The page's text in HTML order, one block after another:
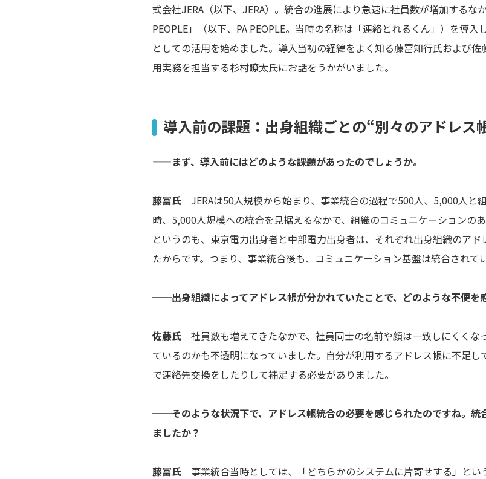
式会社JERA（以下、JERA）。​統合の進展により急速に社員数が増加するな
PEOPLE」（以下、PA PEOPLE。当時の名称は「連絡とれるくん」）を導
としての活用を始めました。導入当初の経緯をよく知る藤冨知行氏および
用実務を担当する杉村瞭太氏にお話をうかがいました。
導入前の課題：出身組織ごとの“別々のアドレス
——まず、導入前にはどのような課題があったのでしょうか。
藤冨氏 JERAは50人規模から始まり、事業統合の過程で500人、5,000人と
時、5,000人規模への統合を見据えるなかで、組織のコミュニケーションの
というのも、東京電力出身者と中部電力出身者は、それぞれ出身組織のア
たからです。つまり、事業統合後も、コミュニケーション基盤は統合されて
──出身組織によってアドレス帳が分かれていたことで、どのような不便を
佐藤氏 社員数も増えてきたなかで、社員同士の名前や顔は一致しにくくな
ているのかも不透明になっていました。自分が利用するアドレス帳に不足
で連絡先交換をしたりして補足する必要がありました。
──そのような状況下で、アドレス帳統合の必要を感じられたのですね。統
ましたか？
藤冨氏 事業統合当時としては、「どちらかのシステムに片寄せする」とい